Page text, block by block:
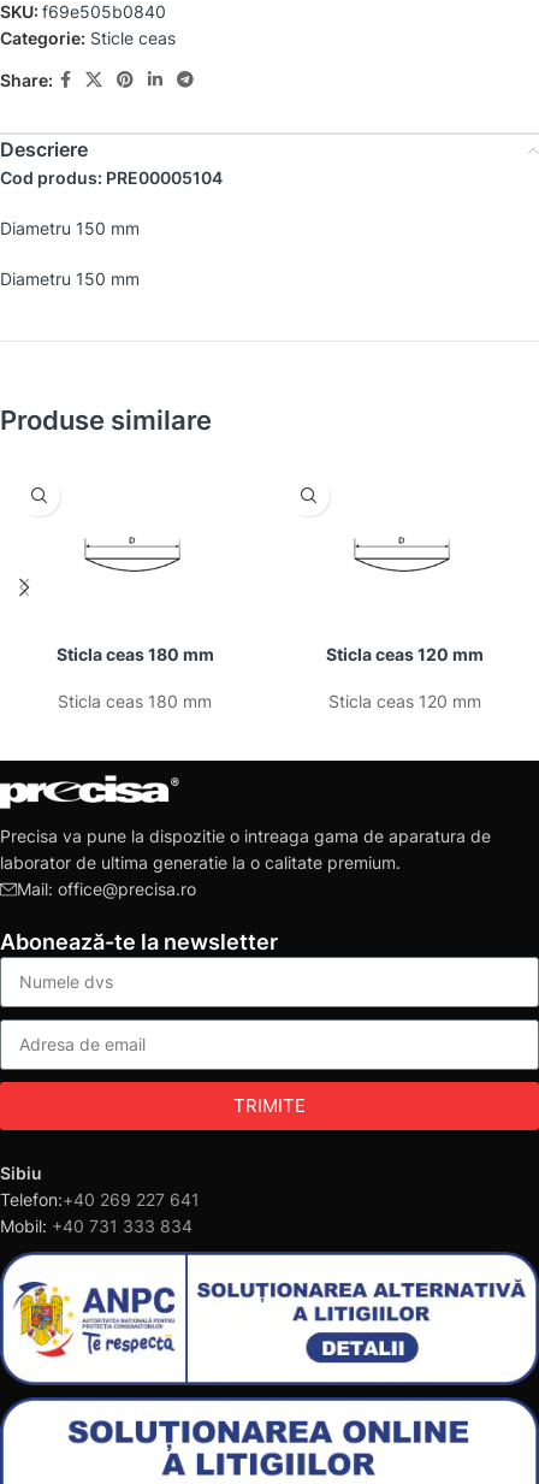
SKU: f69e505b0840
Categorie: Sticle ceas
Share:
Descriere
Cod produs: PRE00005104
Diametru 150 mm
Diametru 150 mm
Produse similare
Sticla ceas 180 mm
Sticla ceas 180 mm
Sticla ceas 120 mm
Sticla ceas 120 mm
Precisa va pune la dispozitie o intreaga gama de aparatura de
laborator de ultima generatie la o calitate premium.
Mail: office@precisa.ro
Abonează-te la newsletter
TRIMITE
Sibiu
Telefon:+40 269 227 641
Mobil: +40 731 333 834